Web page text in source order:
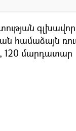
գլխավոր
համաձայն
120 մարդատար